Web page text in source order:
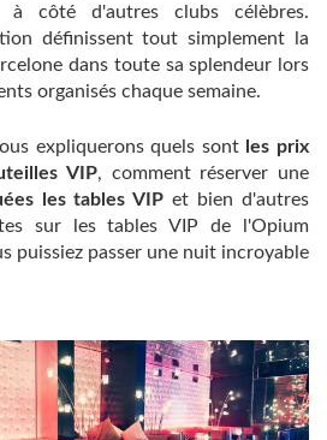
à côté d'autres clubs célèbres.
définissent tout simplement la
dans toute sa splendeur lors
organisés chaque semaine.
expliquerons quels sontles prix
VIP, comment réserver une
les tables VIP et bien d'autres
sur les tables VIP de l'Opium
puissiez passer une nuit incroyable